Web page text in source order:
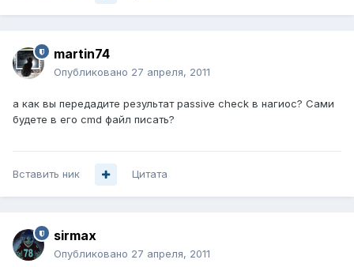
martin74
Опубликовано 27 апреля, 2011
а как вы передадите результат passive check в нагиос? Сами
будете в его cmd файл писать?
Вставить ник Цитата
sirmax
Опубликовано 27 апреля, 2011